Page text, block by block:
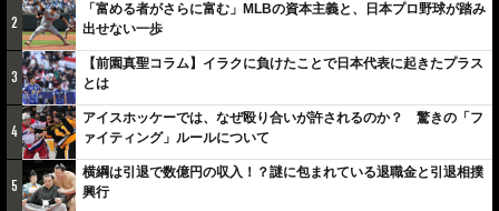
2
「富める者がさらに富む」MLBの資本主義と、日本プロ野球が踏み
出せない一歩
3
【前園真聖コラム】イラクに負けたことで日本代表に起きたプラス
とは
4
アイスホッケーでは、なぜ殴り合いが許されるのか？ 驚きの「フ
ァイティング」ルールについて
5
横綱は引退で数億円の収入！？謎に包まれている退職金と引退相撲
興行